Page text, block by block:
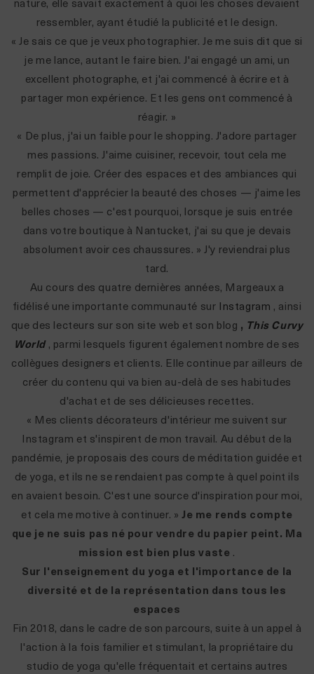
nature, elle savait exactement à quoi les choses devaient
ressembler, ayant étudié la publicité et le design.
« Je sais ce que je veux photographier. Je me suis dit que si
je me lance, autant le faire bien. J'ai engagé un ami, un
excellent photographe, et j'ai commencé à écrire et à
partager mon expérience. Et les gens ont commencé à
réagir. »
« De plus, j'ai un faible pour le shopping. J'adore partager
mes passions. J'aime cuisiner, recevoir, tout cela me
remplit de joie. Créer des espaces et des ambiances qui
permettent d'apprécier la beauté des choses — j'aime les
belles choses — c'est pourquoi, lorsque je suis entrée
dans votre boutique à Nantucket, j'ai su que je devais
absolument avoir ces chaussures. » J'y reviendrai plus
tard.
Au cours des quatre dernières années, Margeaux a
fidélisé une importante communauté sur Instagram , ainsi
que des lecteurs sur son site web et son blog , This Curvy
World, parmi lesquels figurent également nombre de ses
collègues designers et clients. Elle continue par ailleurs de
créer du contenu qui va bien au-delà de ses habitudes
d'achat et de ses délicieuses recettes.
« Mes clients décorateurs d'intérieur me suivent sur
Instagram et s'inspirent de mon travail. Au début de la
pandémie, je proposais des cours de méditation guidée et
de yoga, et ils ne se rendaient pas compte à quel point ils
en avaient besoin. C'est une source d'inspiration pour moi,
et cela me motive à continuer. » Je me rends compte
que je ne suis pas né pour vendre du papier peint. Ma
mission est bien plus vaste .
Sur l'enseignement du yoga et l'importance de la
diversité et de la représentation dans tous les
espaces
Fin 2018, dans le cadre de son parcours, suite à un appel à
l'action à la fois familier et stimulant, la propriétaire du
studio de yoga qu'elle fréquentait et certains autres